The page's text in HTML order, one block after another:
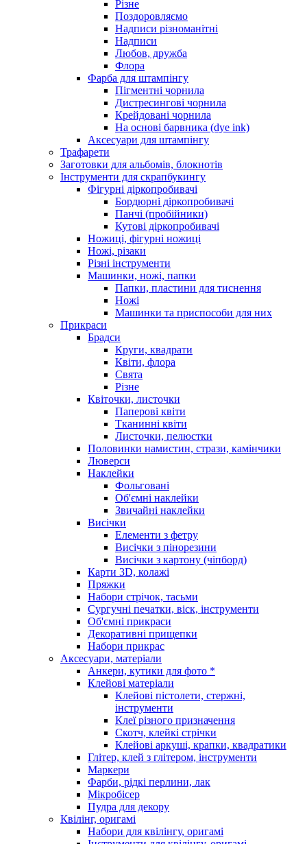
Різне
Поздоровляємо
Надписи різноманітні
Надписи
Любов, дружба
Флора
Фарба для штампінгу
Пігментні чорнила
Дистресингові чорнила
Крейдовані чорнила
На основі барвника (dye ink)
Аксесуари для штампінгу
Трафарети
Заготовки для альбомів, блокнотів
Інструменти для скрапбукингу
Фігурні діркопробивачі
Бордюрні діркопробивачі
Панчі (пробійники)
Кутові діркопробивачі
Ножиці, фігурні ножиці
Ножі, різаки
Різні інструменти
Машинки, ножі, папки
Папки, пластини для тиснення
Ножі
Машинки та приспособи для них
Прикраси
Брадси
Круги, квадрати
Квіти, флора
Свята
Різне
Квіточки, листочки
Паперові квіти
Тканинні квіти
Листочки, пелюстки
Половинки намистин, стрази, камінчики
Люверси
Наклейки
Фольговані
Об'ємні наклейки
Звичайні наклейки
Висічки
Елементи з фетру
Висічки з пінорезини
Висічки з картону (чіпборд)
Карти 3D, колажі
Пряжки
Набори стрічок, тасьми
Сургучні печатки, віск, інструменти
Об'ємні прикраси
Декоративні прищепки
Набори прикрас
Аксесуари, матеріали
Анкери, кутики для фото *
Клейові матеріали
Клейові пістолети, стержні,
інструменти
Клеї різного призначення
Скотч, клейкі стрічки
Клейові аркуші, крапки, квадратики
Глітер, клей з глітером, інструменти
Маркери
Фарби, рідкі перлини, лак
Мікробісер
Пудра для декору
Квілінг, оригамі
Набори для квілінгу, оригамі